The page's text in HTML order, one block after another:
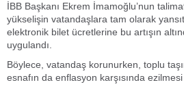
İBB Başkanı Ekrem İmamoğlu’nun
yükselişin vatandaşlara tam olarak
elektronik bilet ücretlerine bu artışın
uygulandı.
Böylece, vatandaş korunurken, toplu
esnafın da enflasyon karşısında